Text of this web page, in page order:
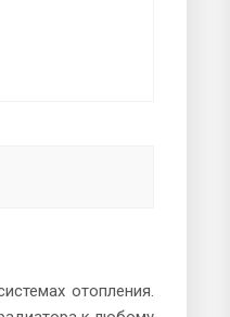
отопления.